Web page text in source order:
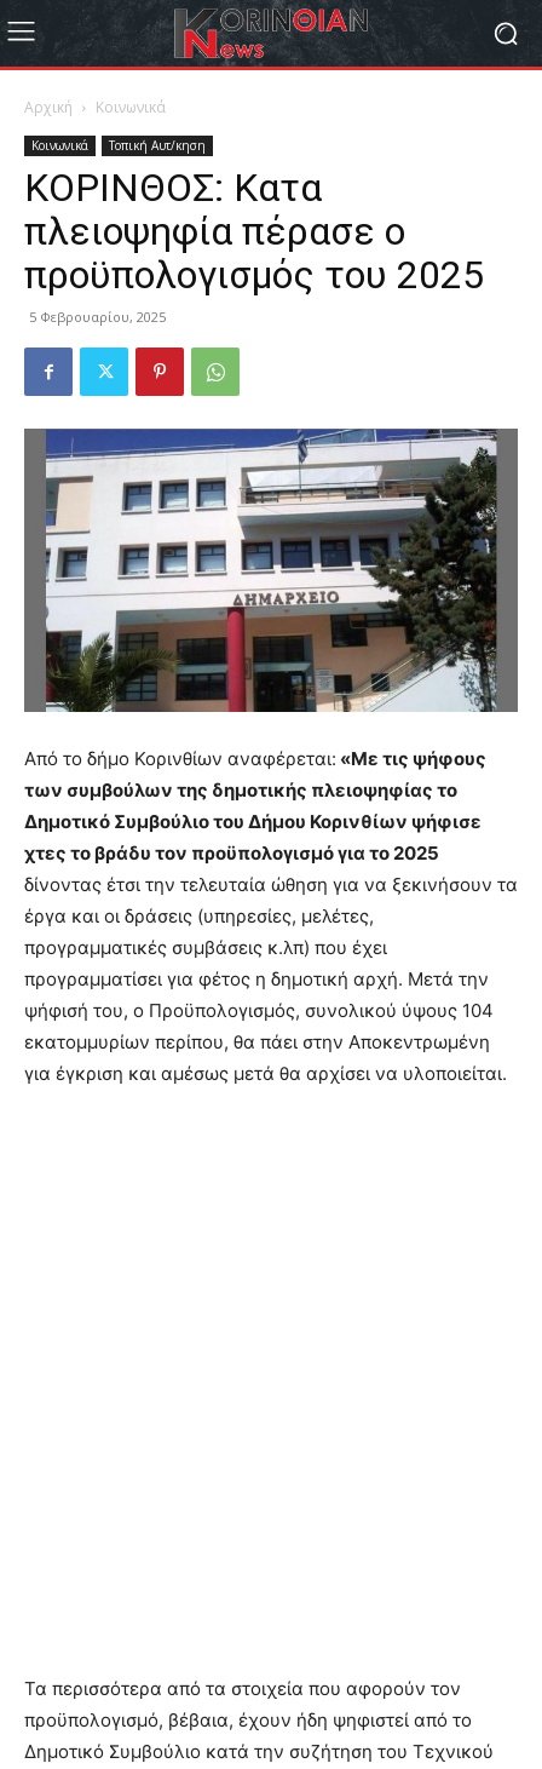
Αρχική Κοινωνικά
Κοινωνικά Τοπική Αυτ/κηση
ΚΟΡΙΝΘΟΣ: Κατα
πλειοψηφία πέρασε ο
προϋπολογισμός του 2025
5 Φεβρουαρίου, 2025
Από το δήμο Κορινθίων αναφέρεται: «Με τις ψήφους
των συμβούλων της δημοτικής πλειοψηφίας το
Δημοτικό Συμβούλιο του Δήμου Κορινθίων ψήφισε
χτες το βράδυ τον προϋπολογισμό για το 2025
δίνοντας έτσι την τελευταία ώθηση για να ξεκινήσουν τα
έργα και οι δράσεις (υπηρεσίες, μελέτες,
προγραμματικές συμβάσεις κ.λπ) που έχει
προγραμματίσει για φέτος η δημοτική αρχή. Μετά την
ψήφισή του, ο Προϋπολογισμός, συνολικού ύψους 104
εκατομμυρίων περίπου, θα πάει στην Αποκεντρωμένη
για έγκριση και αμέσως μετά θα αρχίσει να υλοποιείται.
Τα περισσότερα από τα στοιχεία που αφορούν τον
προϋπολογισμό, βέβαια, έχουν ήδη ψηφιστεί από το
Δημοτικό Συμβούλιο κατά την συζήτηση του Τεχνικού